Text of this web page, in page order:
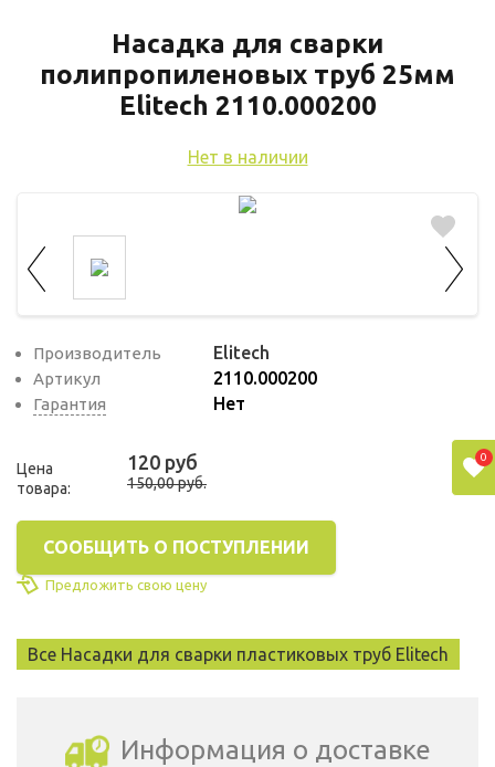
Насадка для сварки
полипропиленовых труб 25мм
Elitech 2110.000200
Нет в наличии
Производитель Elitech
Артикул 2110.000200
Гарантия Нет
Цена
товара:
120 руб
150,00 руб.
СООБЩИТЬ О ПОСТУПЛЕНИИ
Предложить свою цену
Все Насадки для сварки пластиковых труб Elitech
Информация о доставке
0
пользователей на сайте. Эти файлы cookie
помогают понять, как используется сайт,
чтобы увеличить его производительность
и сделать функционал сайта максимально
удобным для пользователей.
Рекламные файлы cookie используются
помогают обеспечить максимально
маркетинговых и рекламных материалов
для пользователей сайта.